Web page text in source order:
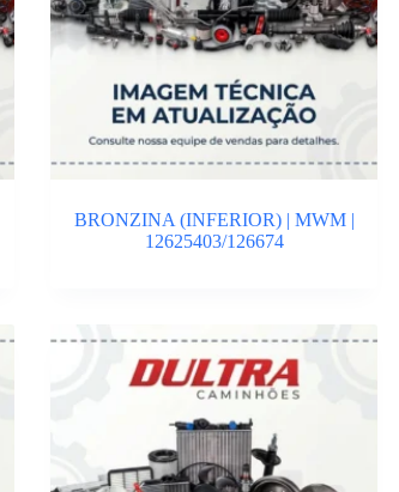
BRONZINA (INFERIOR) | MWM |
12625403/126674